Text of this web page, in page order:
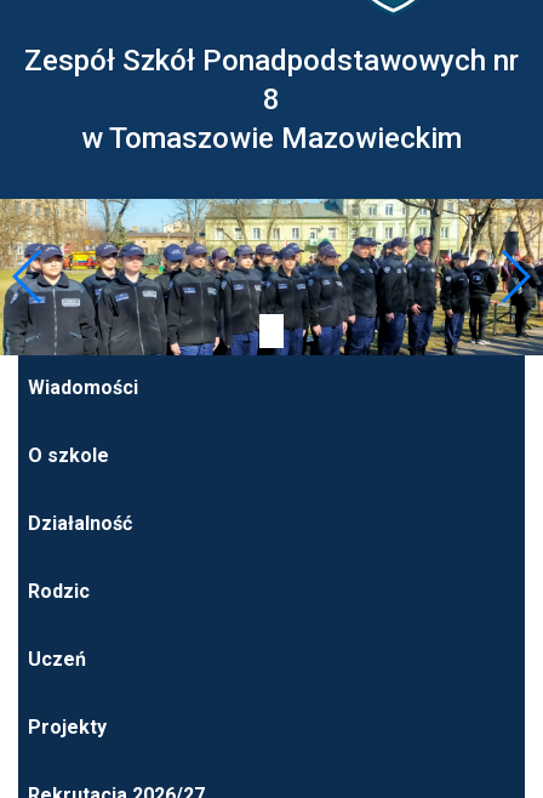
Zespół Szkół Ponadpodstawowych nr
8
w Tomaszowie Mazowieckim
Wiadomości
O szkole
Działalność
Rodzic
Uczeń
Projekty